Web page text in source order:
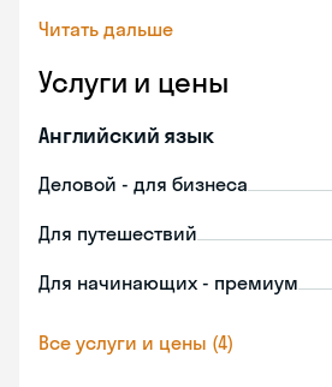
Читать дальше
Услуги и цены
Английский язык
Деловой - для бизнеса
Для путешествий
Для начинающих - премиум
Все услуги и цены (4)